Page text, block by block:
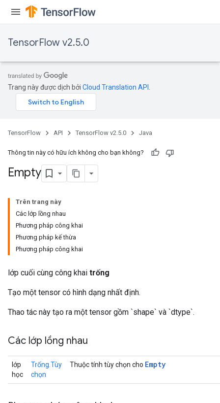
TensorFlow v2.5.0
Trang này được dịch bởi Cloud Translation API
TensorFlow API TensorFlow v2.5.0 Java
Thông tin này có hữu ích không cho bạn không?
Empty
Trên trang này
Các lớp lồng nhau
Phương pháp công khai
Phương pháp kế thừa
Phương pháp công khai
lớp cuối cùng công khai trống
Tạo một tensor có hình dạng nhất định.
Thao tác này tạo ra một tensor gồm `shape` và `dtype`.
Các lớp lồng nhau
lớp
học
Trống.Tùy
chọn
Thuộc tính tùy chọn cho Empty